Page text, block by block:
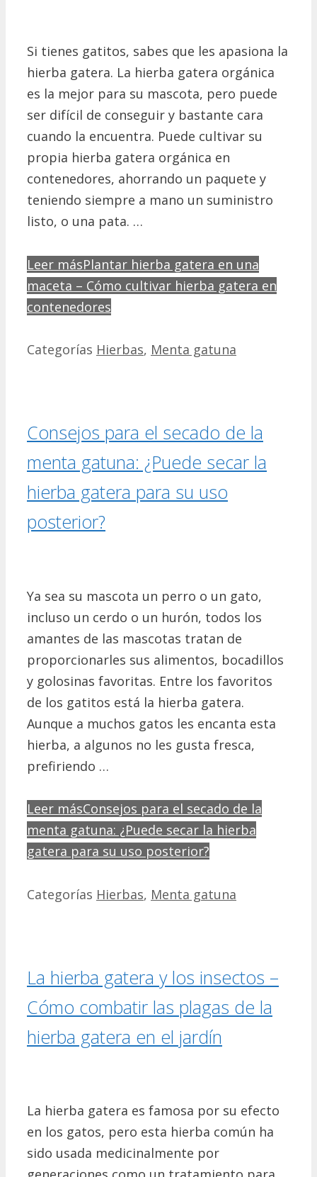
Si tienes gatitos, sabes que les apasiona la
hierba gatera. La hierba gatera orgánica
es la mejor para su mascota, pero puede
ser difícil de conseguir y bastante cara
cuando la encuentra. Puede cultivar su
propia hierba gatera orgánica en
contenedores, ahorrando un paquete y
teniendo siempre a mano un suministro
listo, o una pata. …
Leer másPlantar hierba gatera en una
maceta – Cómo cultivar hierba gatera en
contenedores
Categorías Hierbas, Menta gatuna
Consejos para el secado de la
menta gatuna: ¿Puede secar la
hierba gatera para su uso
posterior?
Ya sea su mascota un perro o un gato,
incluso un cerdo o un hurón, todos los
amantes de las mascotas tratan de
proporcionarles sus alimentos, bocadillos
y golosinas favoritas. Entre los favoritos
de los gatitos está la hierba gatera.
Aunque a muchos gatos les encanta esta
hierba, a algunos no les gusta fresca,
prefiriendo …
Leer másConsejos para el secado de la
menta gatuna: ¿Puede secar la hierba
gatera para su uso posterior?
Categorías Hierbas, Menta gatuna
La hierba gatera y los insectos –
Cómo combatir las plagas de la
hierba gatera en el jardín
La hierba gatera es famosa por su efecto
en los gatos, pero esta hierba común ha
sido usada medicinalmente por